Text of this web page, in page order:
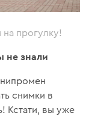
прогулку!
не знали
снимки в
Кстати, вы уже